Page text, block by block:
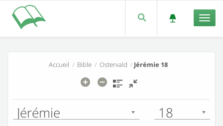
Accueil / Bible/ Ostervald / Jérémie 18
Jérémie 18